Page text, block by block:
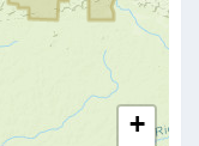
+